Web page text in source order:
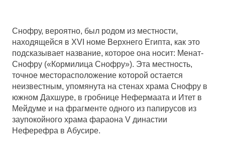
Снофру, вероятно, был родом из местности,
находящейся в XVI номе Верхнего Египта, как это
подсказывает название, которое она носит: Менат-
Снофру («Кормилица Снофру»). Эта местность,
точное месторасположение которой остается
неизвестным, упомянута на стенах храма Снофру в
южном Дахшуре, в гробнице Нефермаата и Итет в
Мейдуме и на фрагменте одного из папирусов из
заупокойного храма фараона V династии
Неферефра в Абусире.